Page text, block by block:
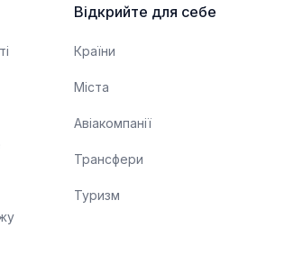
Відкрийте для себе
Країни
Міста
Авіакомпанії
Трансфери
Туризм